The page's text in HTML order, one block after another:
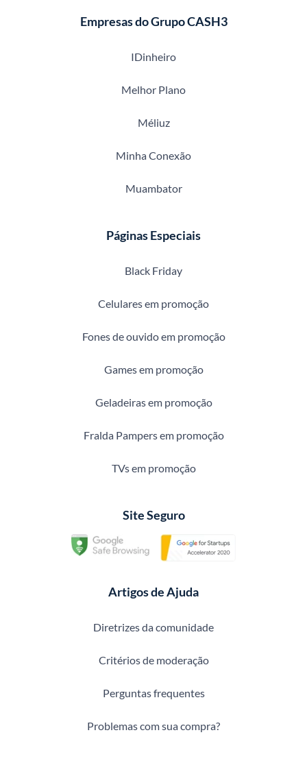
Empresas do Grupo CASH3
IDinheiro
Melhor Plano
Méliuz
Minha Conexão
Muambator
Páginas Especiais
Black Friday
Celulares em promoção
Fones de ouvido em promoção
Games em promoção
Geladeiras em promoção
Fralda Pampers em promoção
TVs em promoção
Site Seguro
Artigos de Ajuda
Diretrizes da comunidade
Critérios de moderação
Perguntas frequentes
Problemas com sua compra?